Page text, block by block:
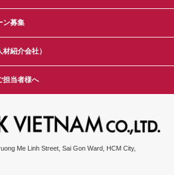
ン募集
紹介会社）
担当者様へ
Me Linh Street, Sai Gon Ward, HCM City,